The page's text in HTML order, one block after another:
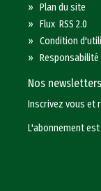
»Plan du site
»Flux RSS 2.0
»Condition
»Responsabilité
Nos newsletters
Inscrivez vous et
L'abonnement